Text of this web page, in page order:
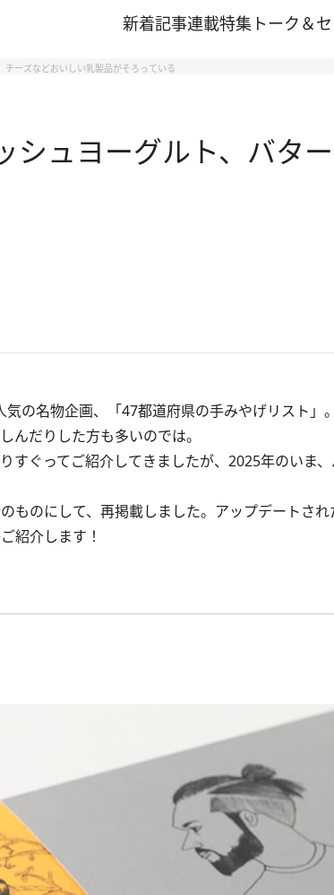
新着記事連載特集 トーク＆
ーズなどおいしい乳製品がそろっている
ュヨーグルト、バタ
の名物企画、「47都道府県の手みやげリスト」
んだりした方も多いのでは。
ぐってご紹介してきましたが、2025年のいま
のにして、再掲載しました。アップデートさ
紹介します！